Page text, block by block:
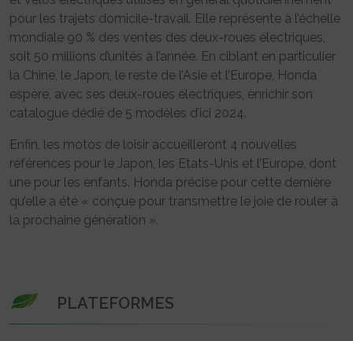
pour les trajets domicile-travail. Elle représente à l’échelle
mondiale 90 % des ventes des deux-roues électriques,
soit 50 millions d’unités à l’année. En ciblant en particulier
la Chine, le Japon, le reste de l’Asie et l’Europe, Honda
espère, avec ses deux-roues électriques, enrichir son
catalogue dédié de 5 modèles d’ici 2024.
Enfin, les motos de loisir accueilleront 4 nouvelles
références pour le Japon, les Etats-Unis et l’Europe, dont
une pour les enfants. Honda précise pour cette dernière
qu’elle a été « conçue pour transmettre le joie de rouler à
la prochaine génération ».
PLATEFORMES